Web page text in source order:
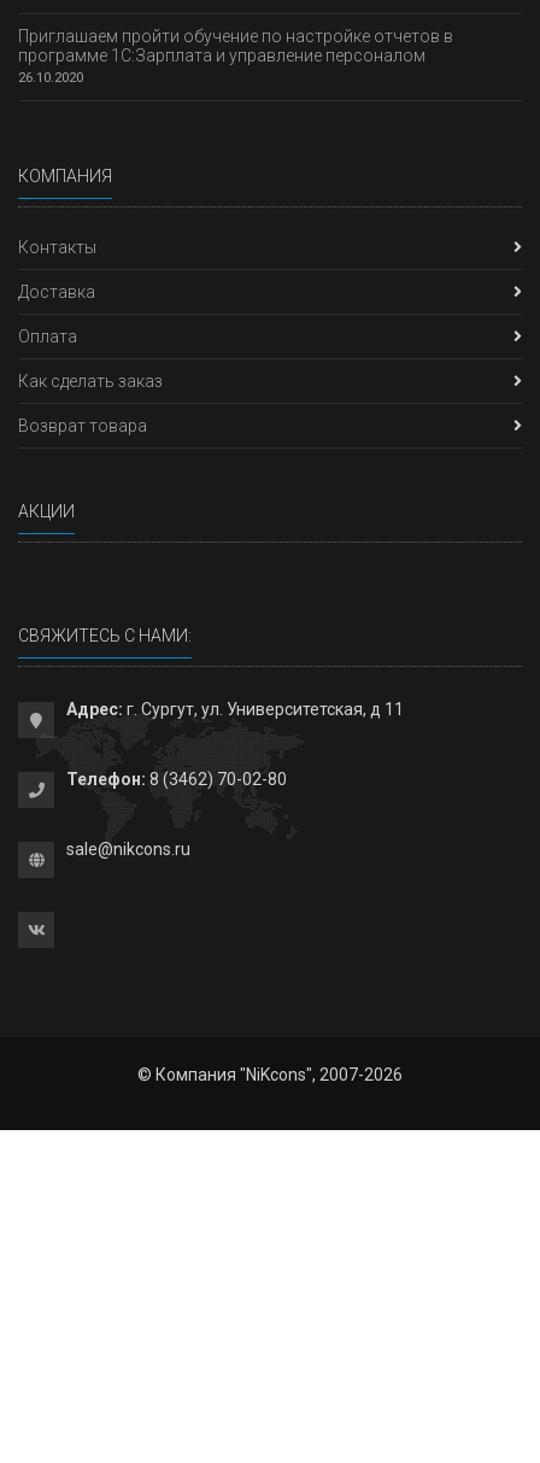
Приглашаем пройти обучение по настройке отчетов в
программе 1С:Зарплата и управление персоналом
26.10.2020
КОМПАНИЯ
Контакты
Доставка
Оплата
Как сделать заказ
Возврат товара
АКЦИИ
СВЯЖИТЕСЬ С НАМИ:
Адрес: г. Сургут, ул. Университетская, д 11
Телефон: 8 (3462) 70-02-80
sale@nikcons.ru
© Компания "NiKcons", 2007-2026